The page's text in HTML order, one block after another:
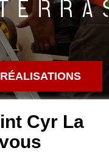
Cyr La